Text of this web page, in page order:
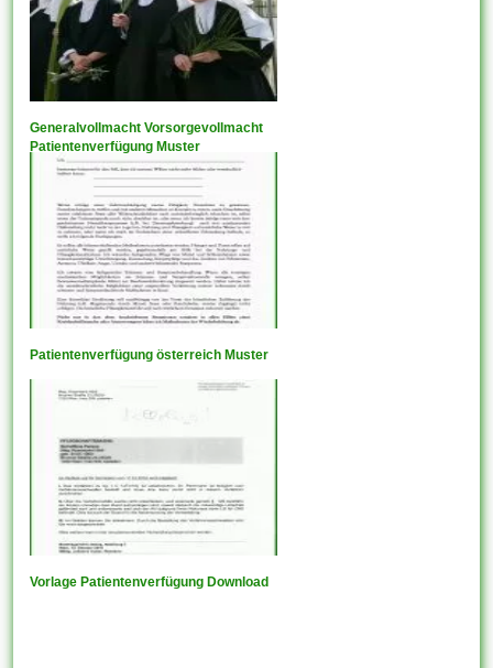
Generalvollmacht Vorsorgevollmacht
Patientenverfügung Muster
Patientenverfügung österreich Muster
Vorlage Patientenverfügung Download